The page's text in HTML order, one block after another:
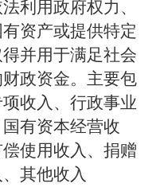
利用政府权力、
资产或提供特定
并用于满足社会
政资金。主要包
收入、行政事业
有资本经营收
使用收入、捐赠
其他收入